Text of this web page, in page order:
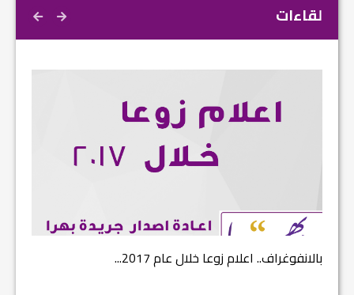
لقاءات
اعلام زوعا خلال عام 2017...